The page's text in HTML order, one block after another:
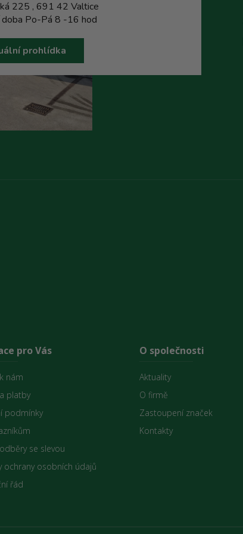
225 , 691 42 Valtice
doba Po-Pá 8 -16 hod
prohlídka
pro Vás
nám
platby
podmínky
se slevou
ochrany osobních údajů
řád
O společnosti
Aktuality
O firmě
Zastoupení značek
Kontakty